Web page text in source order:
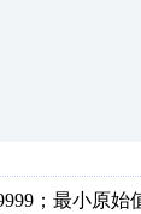
；最小原始